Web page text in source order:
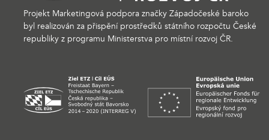
Projekt Marketingová podpora značky Západočeské baroko
byl realizován za přispění prostředků státního rozpočtu České
republiky z programu Ministerstva pro místní rozvoj ČR.